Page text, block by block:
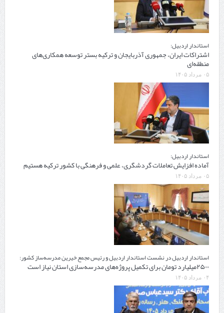
استاندار اردبیل:
اشتراکات ایران، جمهوری آذربایجان و ترکیه بستر توسعه همکاری‌های
منطقه‌ای
۰۵ مرداد ۱۴۰۵
استاندار اردبیل:
آماده افزایش تعاملات گردشگری، علمی و فرهنگی با کشور ترکیه هستیم
۰۵ مرداد ۱۴۰۵
استاندار اردبیل در نشست استاندار اردبیل و رئیس مجمع خیرین مدرسه‌ساز کشور:
۲۵۰۰میلیارد تومان برای تکمیل پروژه‌های مدرسه‌سازی استان نیاز است
۰۴ مرداد ۱۴۰۵